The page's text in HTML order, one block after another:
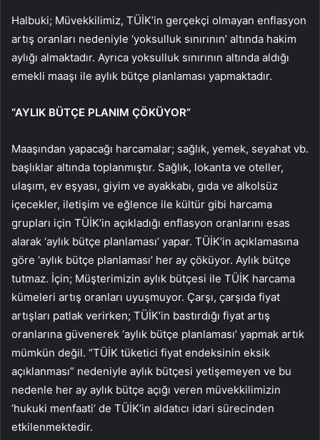
Halbuki; Müvekkilimiz, TÜİK’in gerçekçi olmayan enflasyon
artış oranları nedeniyle ‘yoksulluk sınırının’ altında hakim
aylığı almaktadır. Ayrıca yoksulluk sınırının altında aldığı
emekli maaşı ile aylık bütçe planlaması yapmaktadır.
“AYLIK BÜTÇE PLANIM ÇÖKÜYOR”
Maaşından yapacağı harcamalar; sağlık, yemek, seyahat vb.
başlıklar altında toplanmıştır. Sağlık, lokanta ve oteller,
ulaşım, ev eşyası, giyim ve ayakkabı, gıda ve alkolsüz
içecekler, iletişim ve eğlence ile kültür gibi harcama
grupları için TÜİK’in açıkladığı enflasyon oranlarını esas
alarak ‘aylık bütçe planlaması’ yapar. TÜİK’in açıklamasına
göre ‘aylık bütçe planlaması’ her ay çöküyor. Aylık bütçe
tutmaz. İçin; Müşterimizin aylık bütçesi ile TÜİK harcama
kümeleri artış oranları uyuşmuyor. Çarşı, çarşıda fiyat
artışları patlak verirken; TÜİK’in bastırdığı fiyat artış
oranlarına güvenerek ‘aylık bütçe planlaması’ yapmak artık
mümkün değil. “TÜİK tüketici fiyat endeksinin eksik
açıklanması” nedeniyle aylık bütçesi yetişemeyen ve bu
nedenle her ay aylık bütçe açığı veren müvekkilimizin
‘hukuki menfaati’ de TÜİK’in aldatıcı idari sürecinden
etkilenmektedir.